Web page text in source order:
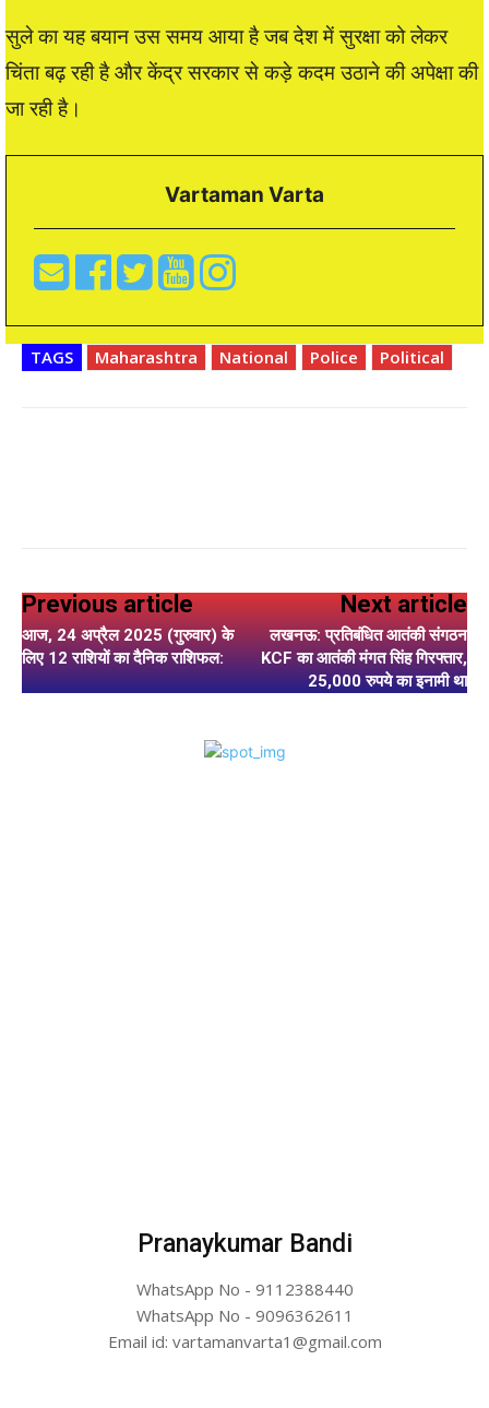
सुले का यह बयान उस समय आया है जब देश में सुरक्षा को लेकर
चिंता बढ़ रही है और केंद्र सरकार से कड़े कदम उठाने की अपेक्षा की
जा रही है।
Vartaman Varta
TAGS Maharashtra National Police Political
Previous article
आज, 24 अप्रैल 2025 (गुरुवार) के
लिए 12 राशियों का दैनिक राशिफल:
Next article
लखनऊ: प्रतिबंधित आतंकी संगठन
KCF का आतंकी मंगत सिंह गिरफ्तार,
25,000 रुपये का इनामी था
Pranaykumar Bandi
WhatsApp No - 9112388440
WhatsApp No - 9096362611
Email id: vartamanvarta1@gmail.com